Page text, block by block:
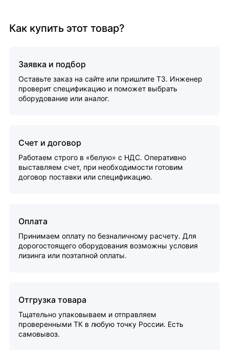
Как купить этот товар?
Заявка и подбор
Оставьте заказ на сайте или пришлите ТЗ. Инженер
проверит спецификацию и поможет выбрать
оборудование или аналог.
Счет и договор
Работаем строго в «белую» с НДС. Оперативно
выставляем счет, при необходимости готовим
договор поставки или спецификацию.
Оплата
Принимаем оплату по безналичному расчету. Для
дорогостоящего оборудования возможны условия
лизинга или поэтапной оплаты.
Отгрузка товара
Тщательно упаковываем и отправляем
проверенными ТК в любую точку России. Есть
самовывоз.